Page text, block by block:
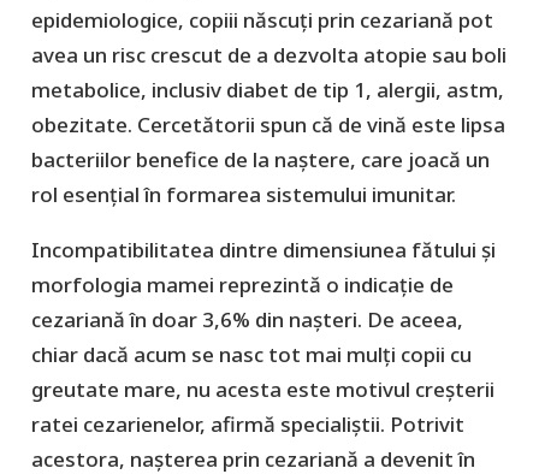
epidemiologice, copiii născuți prin cezariană pot
avea un risc crescut de a dezvolta atopie sau boli
metabolice, inclusiv diabet de tip 1, alergii, astm,
obezitate. Cercetătorii spun că de vină este lipsa
bacteriilor benefice de la naștere, care joacă un
rol esențial în formarea sistemului imunitar.
Incompatibilitatea dintre dimensiunea fătului și
morfologia mamei reprezintă o indicație de
cezariană în doar 3,6% din nașteri. De aceea,
chiar dacă acum se nasc tot mai mulți copii cu
greutate mare, nu acesta este motivul creșterii
ratei cezarienelor, afirmă specialiștii. Potrivit
acestora, nașterea prin cezariană a devenit în